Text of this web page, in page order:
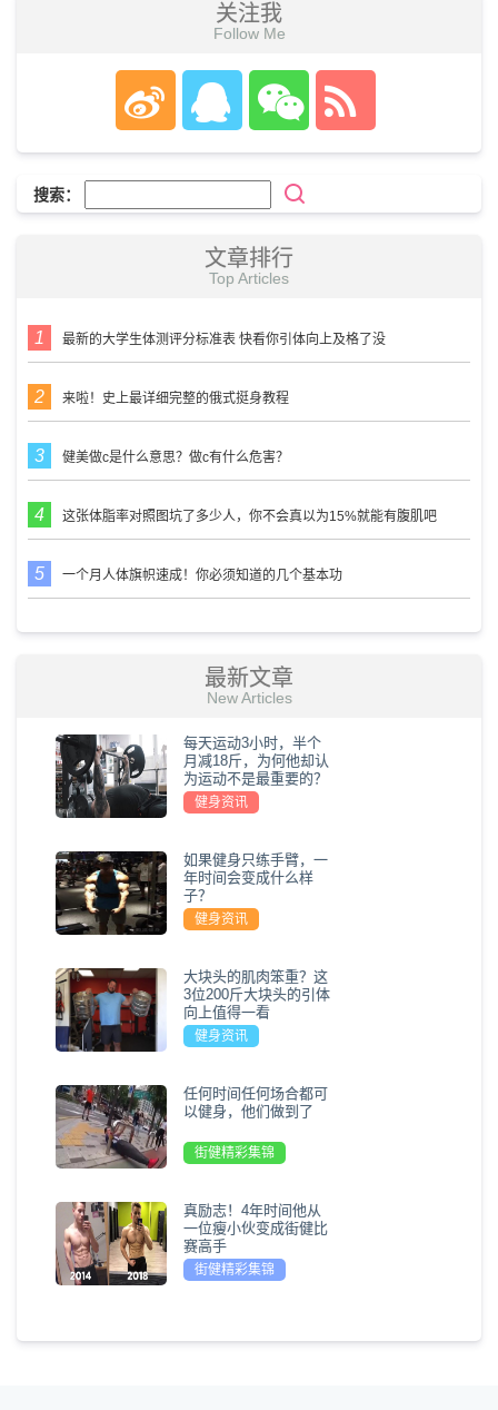
关注我
Follow Me
搜索：
文章排行
Top Articles
最新的大学生体测评分标准表 快看你引体向上及格了没
来啦！史上最详细完整的俄式挺身教程
健美做c是什么意思？做c有什么危害？
这张体脂率对照图坑了多少人，你不会真以为15%就能有腹肌吧
一个月人体旗帜速成！你必须知道的几个基本功
最新文章
New Articles
每天运动3小时，半个
月减18斤，为何他却认
为运动不是最重要的？
健身资讯
如果健身只练手臂，一
年时间会变成什么样
子？
健身资讯
大块头的肌肉笨重？这
3位200斤大块头的引体
向上值得一看
健身资讯
任何时间任何场合都可
以健身，他们做到了
街健精彩集锦
真励志！4年时间他从
一位瘦小伙变成街健比
赛高手
街健精彩集锦